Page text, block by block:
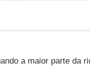
a maior parte da